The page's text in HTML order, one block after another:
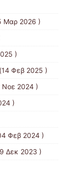
Μαρ 2026 )
)
Φεβ 2025 )
Νοε 2024 )
)
Φεβ 2024 )
Δεκ 2023 )